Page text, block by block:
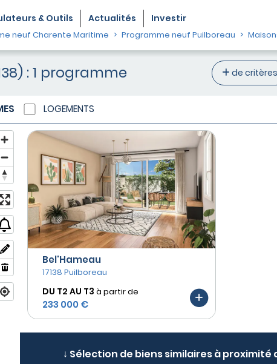
& Outils Actualités Investir
neuf Charente Maritime Programme neuf Puilboreau
: 1 programme de critères
LOGEMENTS
Bel'Hameau
17138 Puilboreau
DU T2 AU T3 à partir de
233 000 €
↓ Sélection de biens similaires à proximité